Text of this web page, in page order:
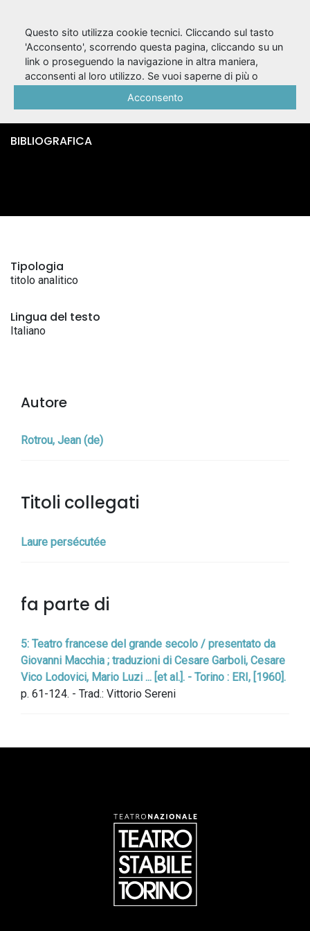
Laura perseguitata /
Jean Rotrou
BIBLIOGRAFICA
Tipologia
titolo analitico
Lingua del testo
Italiano
Autore
Rotrou, Jean (de)
Titoli collegati
Laure persécutée
fa parte di
5: Teatro francese del grande secolo / presentato da
Giovanni Macchia ; traduzioni di Cesare Garboli, Cesare
Vico Lodovici, Mario Luzi ... [et al.]. - Torino : ERI, [1960].
p. 61-124. - Trad.: Vittorio Sereni
Questo sito utilizza cookie tecnici. Cliccando sul tasto
'Acconsento', scorrendo questa pagina, cliccando su un
link o proseguendo la navigazione in altra maniera,
acconsenti al loro utilizzo. Se vuoi saperne di più o
Acconsento